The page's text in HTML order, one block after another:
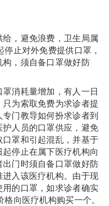
，避免浪费，卫生局属
止对外免费提供口罩，
，须自备口罩做好防
消耗量增加，有人一日
为索取免费为求诊者提
门教导如何扮求诊者到
人员的口罩供应，避免
罩和引起混乱，并基于
停止在属下医疗机构向
门时须自备口罩做好防
入该医疗机构。由于现
的口罩，如求诊者确实
向医疗机构购买一个。